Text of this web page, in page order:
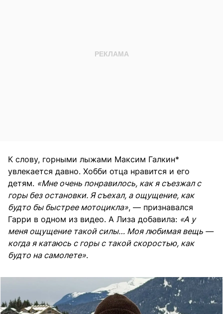
К слову, горными лыжами Максим Галкин*
увлекается давно. Хобби отца нравится и его
детям. «Мне очень понравилось, как я съезжал с
горы без остановки. Я съехал, а ощущение, как
будто бы быстрее мотоцикла», — признавался
Гарри в одном из видео. А Лиза добавила: «А у
меня ощущение такой силы… Моя любимая вещь —
когда я катаюсь с горы с такой скоростью, как
будто на самолете».